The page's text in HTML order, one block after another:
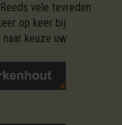
vele tevreden
op keer bij
naar keuze uw